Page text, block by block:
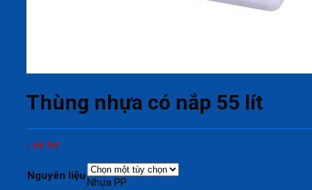
Thùng nhựa có nắp 55 lít
Liên hệ
Nguyên liệu
Nhựa PP